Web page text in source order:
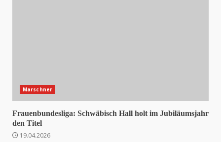
Marschner
Frauenbundesliga: Schwäbisch Hall holt im Jubiläumsjahr
den Titel
19.04.2026